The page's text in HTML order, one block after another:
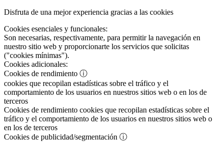
Disfruta de una mejor experiencia gracias a las cookies
Cookies esenciales y funcionales:
Son necesarias, respectivamente, para permitir la navegación en
nuestro sitio web y proporcionarte los servicios que solicitas
("cookies mínimas").
Cookies adicionales:
Cookies de rendimiento ⓘ
cookies que recopilan estadísticas sobre el tráfico y el
comportamiento de los usuarios en nuestros sitios web o en los de
terceros
Cookies de rendimiento cookies que recopilan estadísticas sobre el
tráfico y el comportamiento de los usuarios en nuestros sitios web o
en los de terceros
Cookies de publicidad/segmentación ⓘ